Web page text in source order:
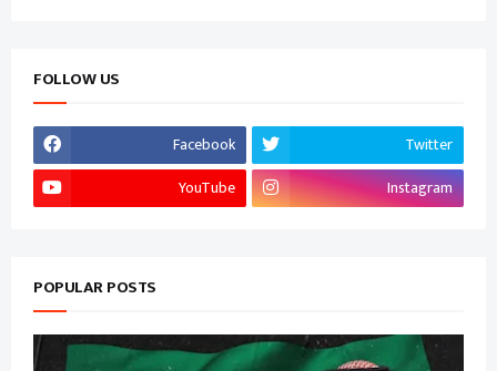
FOLLOW US
Facebook
Twitter
YouTube
Instagram
POPULAR POSTS